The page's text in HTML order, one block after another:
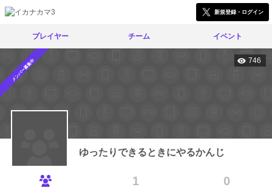
新規登録・ログイン
プレイヤー チーム イベント
メンバー募集中 746
ゆったりできるときにやるかんじ
1 0